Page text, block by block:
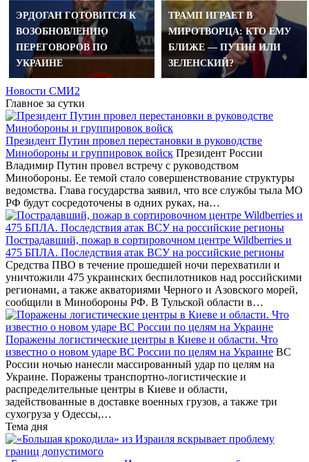
ЭРДОГАН ГОТОВИТСЯ К
ВОЗОБНОВЛЕНИЮ
ПЕРЕГОВОРОВ ПО
УКРАИНЕ
ТРАМП ИГРАЕТ В
МИРОТВОРЦА: КТО ЕМУ
БЛИЖЕ — ПУТИН ИЛИ
ЗЕЛЕНСКИЙ?
Новости СМИ2
Главное за сутки
Президент Путин провел перестановки в руководстве
Минобороны и группировок войск Президент России
Владимир Путин провел встречу с руководством
Минобороны. Ее темой стало совершенствование структуры
ведомства. Глава государства заявил, что все службы тыла МО
РФ будут сосредоточены в одних руках, на…
Пострадавший, пожар в сортировочном центре Wildberries и
475 БПЛА. Последствия атак ВСУ на российские регионы
Средства ПВО в течение прошедшей ночи перехватили и
уничтожили 475 украинских беспилотников над российскими
регионами, а также акваториями Черного и Азовского морей,
сообщили в Минобороны РФ. В Тульской области в…
Поражены логистические центры в Киеве и области. Что
известно о новом ударе ВС России по целям на Украине ВС
России ночью нанесли массированный удар по целям на
Украине. Поражены транспортно-логистические и
распределительные центры в Киеве и области,
задействованные в доставке военных грузов, а также три
сухогруза у Одессы,…
Тема дня